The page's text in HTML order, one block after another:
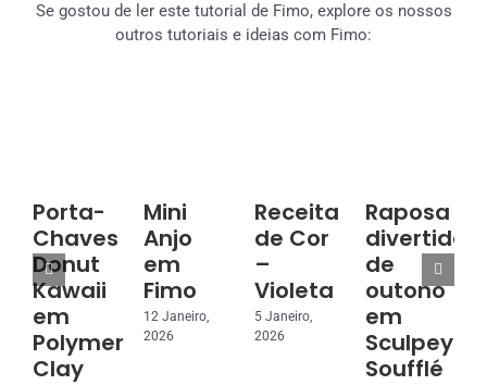
Se gostou de ler este tutorial de Fimo, explore os nossos
outros tutoriais e ideias com Fimo:
Porta-
Chaves
Donut
Kawaii
em
Polymer
Clay
Mini
Anjo
em
Fimo
12 Janeiro,
2026
Receita
de Cor
–
Violeta
5 Janeiro,
2026
Raposa
divertida
de
outono
em
Sculpey
Soufflé